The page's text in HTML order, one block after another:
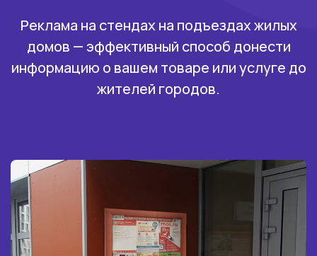
Реклама на стендах на подъездах жилых
домов — эффективный способ донести
информацию о вашем товаре или услуге до
жителей городов.